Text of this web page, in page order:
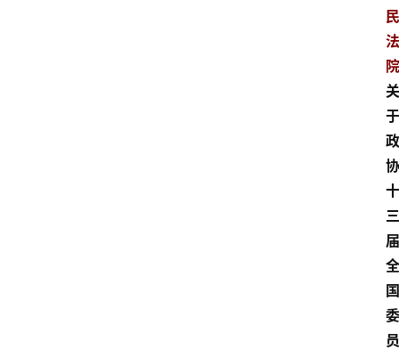
民
法
院
关
于
政
协
十
三
届
全
国
委
员